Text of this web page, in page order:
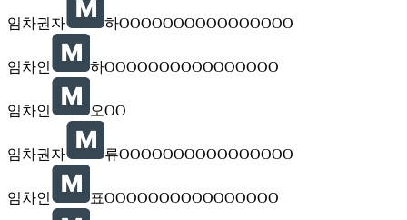
임차권자 하OOOOOOOOOOOOOOOO
임차인 하OOOOOOOOOOOOOOOO
임차인 오OO
임차권자 류OOOOOOOOOOOOOOOO
임차인 표OOOOOOOOOOOOOOOO